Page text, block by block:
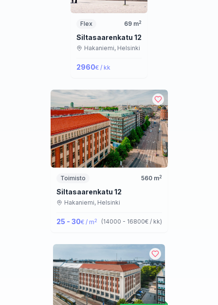
Flex 69 m2
Siltasaarenkatu 12
Hakaniemi, Helsinki
2960€ / kk
Toimisto 560m2
Siltasaarenkatu 12
Hakaniemi, Helsinki
25 - 30€ / m2 (14000 - 16800€ / kk)